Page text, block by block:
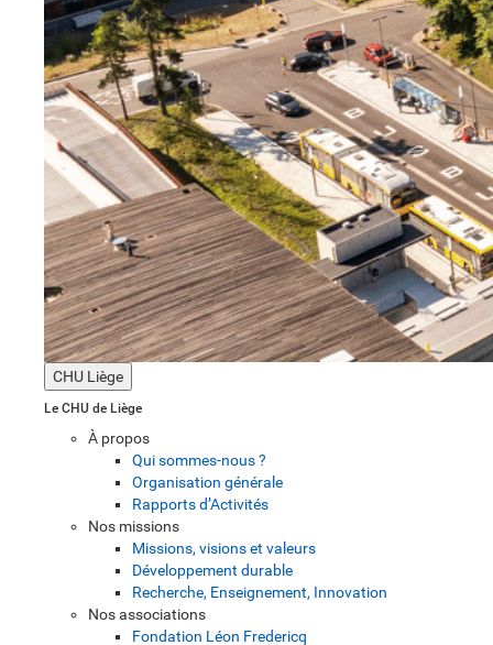
CHU Liège
Le CHU de Liège
À propos
Qui sommes-nous ?
Organisation générale
Rapports d’Activités
Nos missions
Missions, visions et valeurs
Développement durable
Recherche, Enseignement, Innovation
Nos associations
Fondation Léon Fredericq